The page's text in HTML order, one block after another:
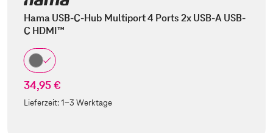
Hama USB-C-Hub Multiport 4 Ports 2x USB-A USB-
C HDMI™
34,95 €
Lieferzeit:1-3 Werktage